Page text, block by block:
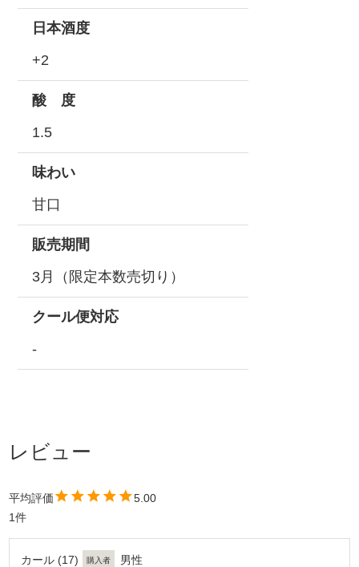
5.00
1
カール 17 購入者
男性
日本酒度
+2
酸 度
1.5
味わい
甘口
販売期間
3月（限定本数売切り）
クール便対応
-